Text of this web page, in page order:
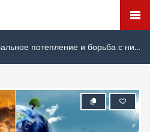
Факторы, вызывающие глобальное потепление и борьба с ними